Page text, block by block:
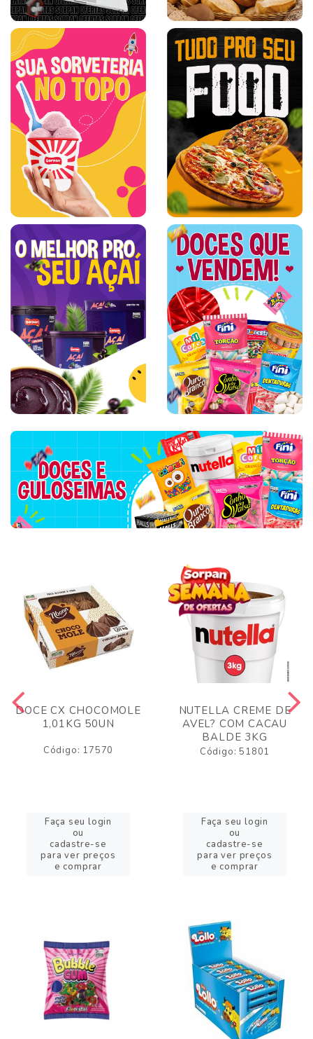
DOCE CX CHOCOMOLE
1,01KG 50UN
Código: 17570
Faça seu login
ou
cadastre-se
para ver preços
e comprar
NUTELLA CREME DE
AVEL? COM CACAU
BALDE 3KG
Código: 51801
Faça seu login
ou
cadastre-se
para ver preços
e comprar